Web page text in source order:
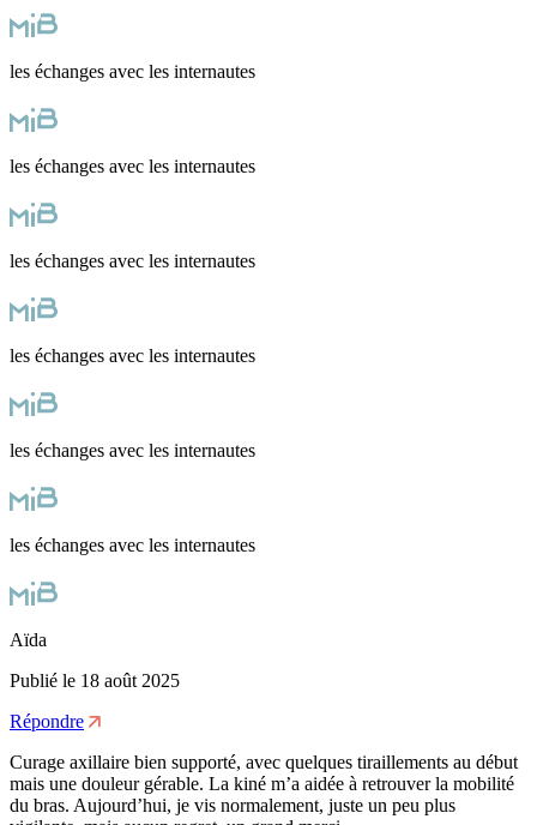
les échanges avec les internautes
les échanges avec les internautes
les échanges avec les internautes
les échanges avec les internautes
les échanges avec les internautes
les échanges avec les internautes
Aïda
Publié le 18 août 2025
Répondre
Curage axillaire bien supporté, avec quelques tiraillements au début
mais une douleur gérable. La kiné m’a aidée à retrouver la mobilité
du bras. Aujourd’hui, je vis normalement, juste un peu plus